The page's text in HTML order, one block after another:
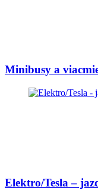
Minibusy a
Elektro/Tesla –